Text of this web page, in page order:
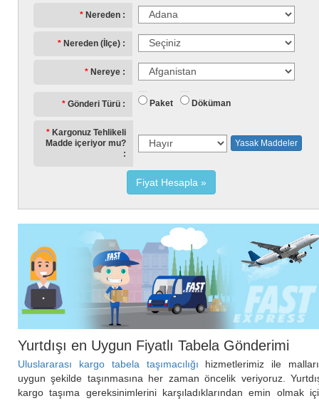
Nereden
Nereden (İlçe)
Nereye
Gönderi Türü Paket Döküman
Kargonuz Tehlikeli
Madde içeriyor mu?
Yasak Maddeler
Fiyat Hesapla
Yurtdışı en Uygun Fiyatlı Tabela Gönderimi
Uluslararası kargo tabela taşımacılığı hizmetlerimiz ile
uygun şekilde taşınmasına her zaman öncelik veriyoruz.
kargo taşıma gereksinimlerini karşıladıklarından emin olmak